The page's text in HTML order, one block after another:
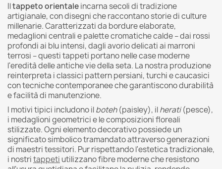
Iltappeto orientaleincarna secoli di tradizione
artigianale, con disegni che raccontano storie di culture
millenarie. Caratterizzati da bordure elaborate,
medaglioni centrali e palette cromatiche calde – dai rossi
profondi ai blu intensi, dagli avorio delicati ai marroni
terrosi – questi tappeti portano nelle case moderne
l'eredità delle antiche vie della seta. La nostra produzione
reinterpreta i classici pattern persiani, turchi e caucasici
con tecniche contemporanee che garantiscono durabilità
e facilità di manutenzione.
I motivi tipici includono ilboteh(paisley), ilherati(pesce),
i medaglioni geometrici e le composizioni floreali
stilizzate. Ogni elemento decorativo possiede un
significato simbolico tramandato attraverso generazioni
di maestri tessitori. Pur rispettando l'estetica tradizionale,
i nostritappeti utilizzano fibre moderne che resistono